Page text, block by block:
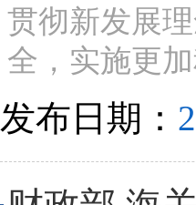
贯彻新发展
全，实施更
发布日期：